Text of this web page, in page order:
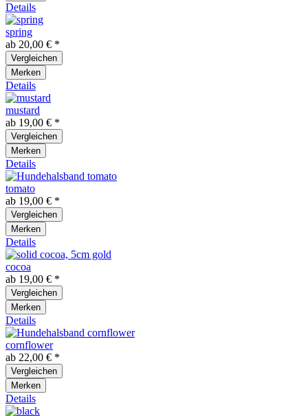
Details
spring
ab 20,00 € *
Vergleichen
Merken
Details
mustard
ab 19,00 € *
Vergleichen
Merken
Details
tomato
ab 19,00 € *
Vergleichen
Merken
Details
cocoa
ab 19,00 € *
Vergleichen
Merken
Details
cornflower
ab 22,00 € *
Vergleichen
Merken
Details